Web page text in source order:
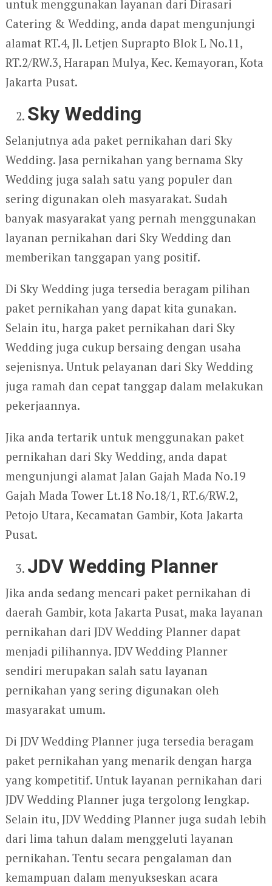
untuk menggunakan layanan dari Dirasari
Catering & Wedding, anda dapat mengunjungi
alamat RT.4, Jl. Letjen Suprapto Blok L No.11,
RT.2/RW.3, Harapan Mulya, Kec. Kemayoran, Kota
Jakarta Pusat.
Sky Wedding
Selanjutnya ada paket pernikahan dari Sky
Wedding. Jasa pernikahan yang bernama Sky
Wedding juga salah satu yang populer dan
sering digunakan oleh masyarakat. Sudah
banyak masyarakat yang pernah menggunakan
layanan pernikahan dari Sky Wedding dan
memberikan tanggapan yang positif.
Di Sky Wedding juga tersedia beragam pilihan
paket pernikahan yang dapat kita gunakan.
Selain itu, harga paket pernikahan dari Sky
Wedding juga cukup bersaing dengan usaha
sejenisnya. Untuk pelayanan dari Sky Wedding
juga ramah dan cepat tanggap dalam melakukan
pekerjaannya.
Jika anda tertarik untuk menggunakan paket
pernikahan dari Sky Wedding, anda dapat
mengunjungi alamat Jalan Gajah Mada No.19
Gajah Mada Tower Lt.18 No.18/1, RT.6/RW.2,
Petojo Utara, Kecamatan Gambir, Kota Jakarta
Pusat.
JDV Wedding Planner
Jika anda sedang mencari paket pernikahan di
daerah Gambir, kota Jakarta Pusat, maka layanan
pernikahan dari JDV Wedding Planner dapat
menjadi pilihannya. JDV Wedding Planner
sendiri merupakan salah satu layanan
pernikahan yang sering digunakan oleh
masyarakat umum.
Di JDV Wedding Planner juga tersedia beragam
paket pernikahan yang menarik dengan harga
yang kompetitif. Untuk layanan pernikahan dari
JDV Wedding Planner juga tergolong lengkap.
Selain itu, JDV Wedding Planner juga sudah lebih
dari lima tahun dalam menggeluti layanan
pernikahan. Tentu secara pengalaman dan
kemampuan dalam menyukseskan acara